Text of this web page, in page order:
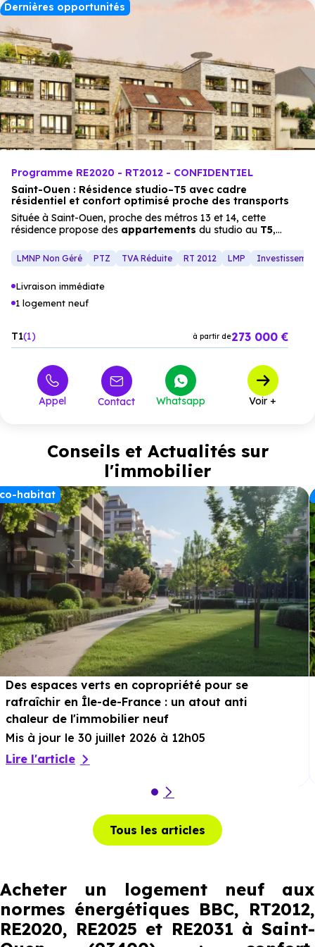
Dernières opportunités
Programme RE2020 - RT2012 - CONFIDENTIEL
Saint-Ouen : Résidence studio–T5 avec cadre
résidentiel et confort optimisé proche des transports
Située à Saint-Ouen, proche des métros 13 et 14, cette
résidence propose des appartements du studio au T5,
Les façades en pierre et les prestations (terrasses, parking
sécurisé) créent un ensemble harmonieux, idéal pour les
qualité de vieetproximité
LMNP Non Géré PTZ TVA Réduite RT 2012 LMP
Livraison immédiate
1 logement neuf
T1 1 à partir de273 000 €
Appel Contact Whatsapp Voir +
Conseils et Actualités sur
l'immobilier
habitat
Des espaces verts en copropriété pour se
rafraîchir en Île-de-France : un atout anti
chaleur de l'immobilier neuf
Mis à jour le 30 juillet 2026 à 12h05
Lire l'article
Tous les articles
Acheter un logement neuf aux
normes énergétiques BBC, RT2012,
RE2020, RE2025 et RE2031 à Saint-